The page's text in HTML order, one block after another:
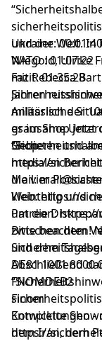
und der Welt. In
Wiegold, Ulrike
mit Rebecca
Jahren
militärische
grausame
Gebieten und
medialen
die vier
kleinteilig und
um die
zwischen dem
und dem
Abschließend
Entwicklungen -
dem Iran, dem
FCAS und
Ukraine: 00:01:40
NATO : 01:07:22
Fazit: 01:35:28
Anlässlich der
es im Shop jetzt
Shop:
https://
Mail:
Web: https://
Patreon:
Bitte beachten!
DE81 1001 8000
FNOMDEB2
Finom
Komplette
https://
jahre-